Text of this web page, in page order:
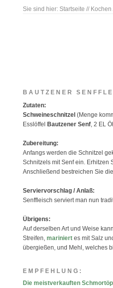
Sie sind hier: Startseite // Kochen
BAUTZENER
Zutaten:
Schweineschnitzel (Menge
Esslöffel
Bautzener Senf, 2 EL
Zubereitung:
Anfangs werden die Schnitzel
Schnitzels mit Senf ein. Erhitzen
Anschließend bestreichen Sie
Serviervorschlag / Anlaß:
Senffleisch serviert man nun
Übrigens:
Auf derselben Art und Weise
Streifen, mariniert es mit Salz
übergießen, und Mehl, welches
EMPFEHLUNG:
Die meistverkauften